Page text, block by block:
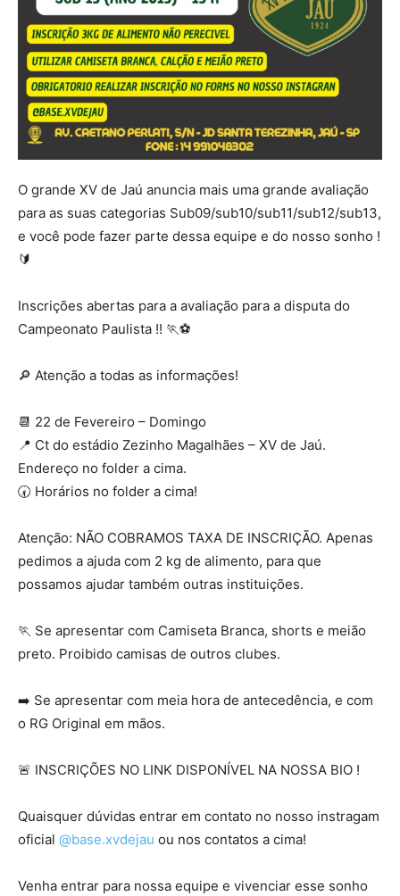
O grande XV de Jaú anuncia mais uma grande avaliação
para as suas categorias Sub09/sub10/sub11/sub12/sub13,
e você pode fazer parte dessa equipe e do nosso sonho !
🔰
Inscrições abertas para a avaliação para a disputa do
Campeonato Paulista !! 🏃⚽️
🔎 Atenção a todas as informações!
📆 22 de Fevereiro – Domingo
📍 Ct do estádio Zezinho Magalhães – XV de Jaú.
Endereço no folder a cima.
🕢 Horários no folder a cima!
Atenção: NÃO COBRAMOS TAXA DE INSCRIÇÃO. Apenas
pedimos a ajuda com 2 kg de alimento, para que
possamos ajudar também outras instituições.
🏃 Se apresentar com Camiseta Branca, shorts e meião
preto. Proibido camisas de outros clubes.
➡️ Se apresentar com meia hora de antecedência, e com
o RG Original em mãos.
🚨 INSCRIÇÕES NO LINK DISPONÍVEL NA NOSSA BIO !
Quaisquer dúvidas entrar em contato no nosso instragam
oficial @base.xvdejau ou nos contatos a cima!
Venha entrar para nossa equipe e vivenciar esse sonho